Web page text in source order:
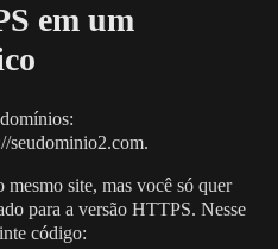
em um
seudominio2.com.
site, mas você só quer
para a versão HTTPS. Nesse
código: